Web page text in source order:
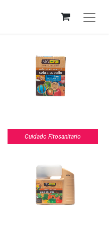
Cuidado Fitosanitario